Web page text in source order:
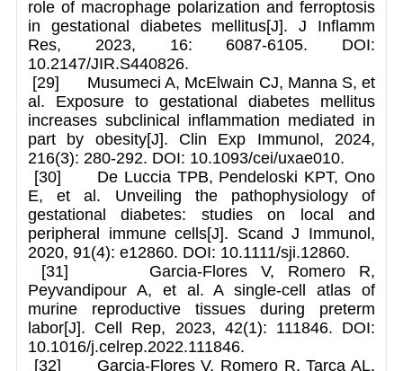
role of macrophage polarization and ferroptosis
in gestational diabetes mellitus[J]. J Inflamm
Res, 2023, 16: 6087-6105. DOI:
10.2147/JIR.S440826.
[29] Musumeci A, McElwain CJ, Manna S, et
al. Exposure to gestational diabetes mellitus
increases subclinical inflammation mediated in
part by obesity[J]. Clin Exp Immunol, 2024,
216(3): 280-292. DOI: 10.1093/cei/uxae010.
[30] De Luccia TPB, Pendeloski KPT, Ono
E, et al. Unveiling the pathophysiology of
gestational diabetes: studies on local and
peripheral immune cells[J]. Scand J Immunol,
2020, 91(4): e12860. DOI: 10.1111/sji.12860.
[31] Garcia-Flores V, Romero R,
Peyvandipour A, et al. A single-cell atlas of
murine reproductive tissues during preterm
labor[J]. Cell Rep, 2023, 42(1): 111846. DOI:
10.1016/j.celrep.2022.111846.
[32] Garcia-Flores V, Romero R, Tarca AL,